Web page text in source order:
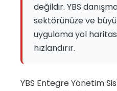
değildir. YBS
sektörünüze ve
uygulama yol
hızlandırır.
YBS Entegre Yönetim